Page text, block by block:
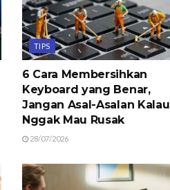
TIPS
6 Cara Membersihkan
Keyboard yang Benar,
Jangan Asal-Asalan Kalau
Nggak Mau Rusak
28/07/2026